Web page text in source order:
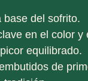
base del sofrito.
en el color y
equilibrado.
de